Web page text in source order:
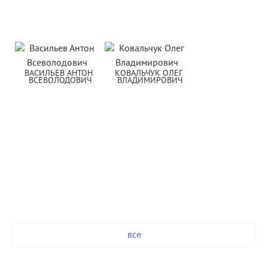
ВАСИЛЬЕВ АНТОН
ВСЕВОЛОДОВИЧ
КОВАЛЬЧУК ОЛЕГ
ВЛАДИМИРОВИЧ
все